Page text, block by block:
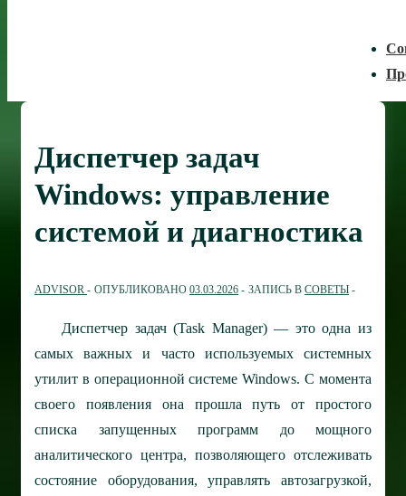
Диспетчер задач
Windows: управление
системой и диагностика
ADVISOR ОПУБЛИКОВАНО 03.03.2026 ЗАПИСЬ В СОВЕТЫ
Диспетчер задач (Task Manager) — это одна из
самых важных и часто используемых системных
утилит в операционной системе Windows. С момента
своего появления она прошла путь от простого
списка запущенных программ до мощного
аналитического центра, позволяющего отслеживать
состояние оборудования, управлять автозагрузкой,